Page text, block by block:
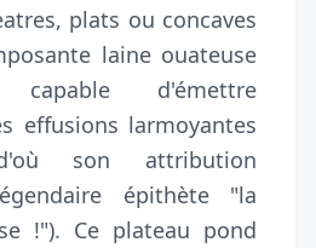
plats ou concaves
laine ouateuse
d'émettre
effusions larmoyantes
son attribution
épithète "la
!"). Ce plateau pond